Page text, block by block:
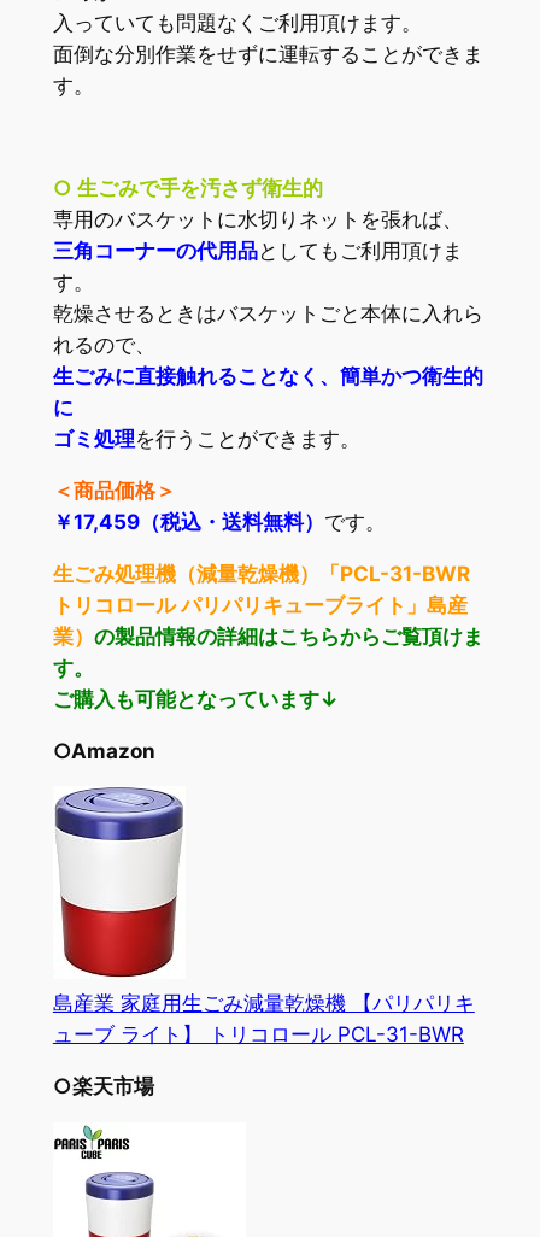
入っていても問題なくご利用頂けます。
面倒な分別作業をせずに運転することができま
す。
○ 生ごみで手を汚さず衛生的
専用のバスケットに水切りネットを張れば、
三角コーナーの代用品としてもご利用頂けま
す。
乾燥させるときはバスケットごと本体に入れら
れるので、
生ごみに直接触れることなく、簡単かつ衛生的
に
ゴミ処理を行うことができます。
＜商品価格＞
￥17,459（税込・送料無料） です。
生ごみ処理機（減量乾燥機）「PCL-31-BWR
トリコロール パリパリキューブライト」島産
業） の製品情報の詳細はこちらからご覧頂けま
す。
ご購入も可能となっています↓
○Amazon
島産業 家庭用生ごみ減量乾燥機 【パリパリキ
ューブ ライト】 トリコロール PCL-31-BWR
○楽天市場